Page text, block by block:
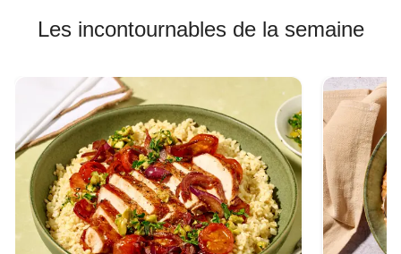
Les incontournables de la semaine